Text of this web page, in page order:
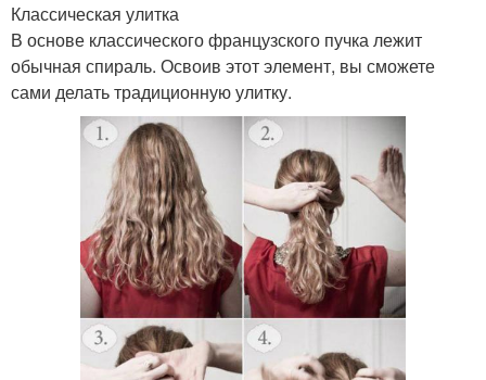
Классическая улитка
В основе классического французского пучка лежит
обычная спираль. Освоив этот элемент, вы сможете
сами делать традиционную улитку.